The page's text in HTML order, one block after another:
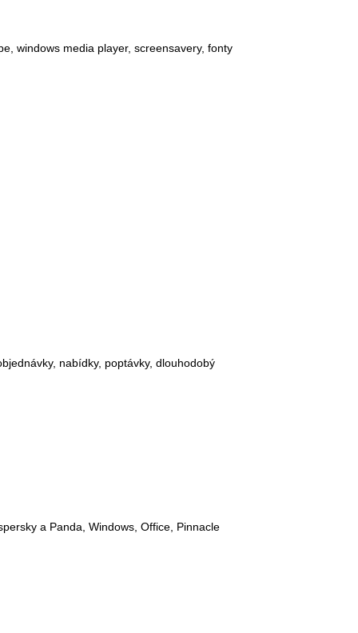
windows media player, screensavery, fonty
nabídky, poptávky, dlouhodobý
a Panda, Windows, Office, Pinnacle